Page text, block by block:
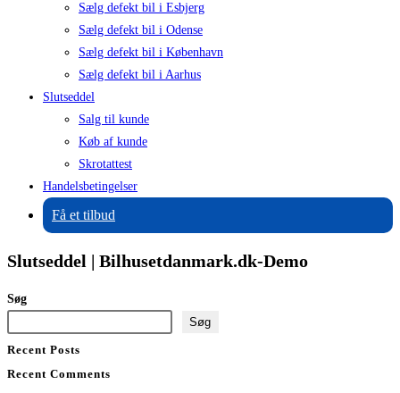
Sælg defekt bil i Esbjerg
Sælg defekt bil i Odense
Sælg defekt bil i København
Sælg defekt bil i Aarhus
Slutseddel
Salg til kunde
Køb af kunde
Skrotattest
Handelsbetingelser
Få et tilbud
Slutseddel | Bilhusetdanmark.dk-Demo
Søg
Søg
Recent Posts
Recent Comments